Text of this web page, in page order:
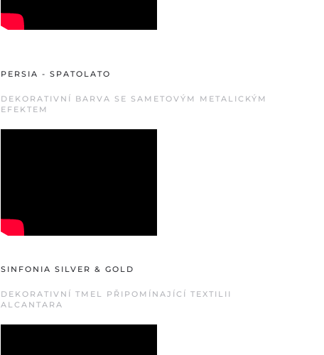
PERSIA - SPATOLATO
DEKORATIVNÍ BARVA SE SAMETOVÝM METALICKÝM
EFEKTEM
SINFONIA SILVER & GOLD
DEKORATIVNÍ TMEL PŘIPOMÍNAJÍCÍ TEXTILII
ALCANTARA